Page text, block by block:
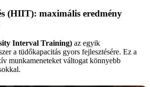
(HIIT): maximális eredmény
Interval Training) az egyik
a tüdőkapacitás gyors fejlesztésére. Ez a
munkamenet­eket váltogat könnyebb